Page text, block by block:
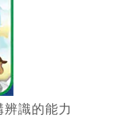
識的能力